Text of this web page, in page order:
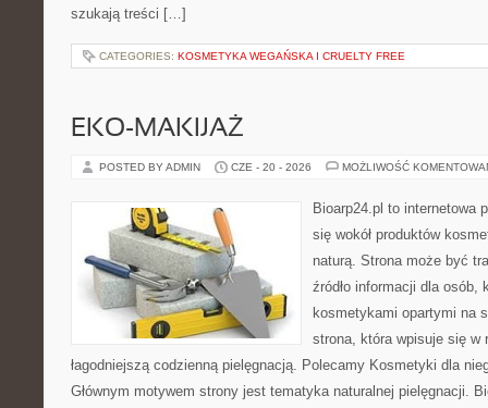
szukają treści […]
CATEGORIES: KOSMETYKA WEGAŃSKA I CRUELTY FREE
EKO-MAKIJAŻ
POSTED BY ADMIN CZE - 20 - 2026 MOŻLIWOŚĆ
Bioarp24.pl to internetowa
się wokół produktów
naturą. Strona może być
źródło informacji dla osób,
kosmetykami opartymi na
strona, która wpisuje się w
łagodniejszą codzienną pielęgnacją. Polecamy Kosmetyki dla
Głównym motywem strony jest tematyka naturalnej pielęgnacji.